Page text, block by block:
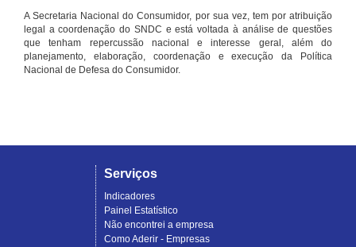
A Secretaria Nacional do Consumidor, por sua vez, tem por atribuição
legal a coordenação do SNDC e está voltada à análise de questões
que tenham repercussão nacional e interesse geral, além do
planejamento, elaboração, coordenação e execução da Política
Nacional de Defesa do Consumidor.
Serviços
Indicadores
Painel Estatístico
Não encontrei a empresa
Como Aderir - Empresas